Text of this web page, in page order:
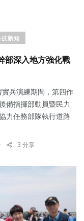
技新知
部深入地方強化戰
實兵演練期間，第四作
備指揮部動員暨民力
力任務部隊執行道路
3 分享